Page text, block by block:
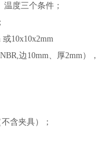
温度三个条件；
或10x10x2mm
边10mm、厚2mm）
不含夹具）；